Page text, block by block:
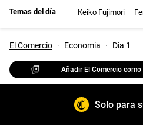
Temas del día Keiko Fujimori
El Comercio · Economia · Dia 1
Añadir El Comercio
Solo para